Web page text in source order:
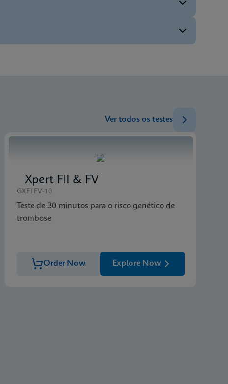
Ver todos os testes
Xpert FII & FV
GXFIIFV-10
Teste de 30 minutos para o risco genético de
trombose
Order Now Explore Now